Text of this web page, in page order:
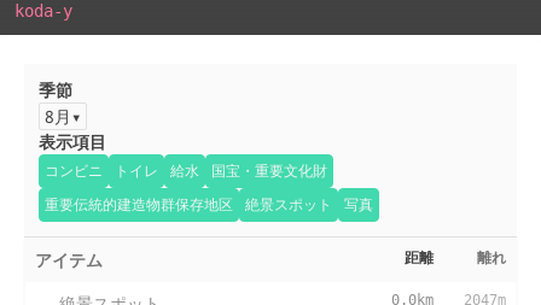
koda-y
季節
8月
表示項目
コンビニ トイレ 給水
国宝・重要文化財
重要伝統的建造物群保存地区
絶景スポット 写真
アイテム 距離 離れ
0.0km 2047m